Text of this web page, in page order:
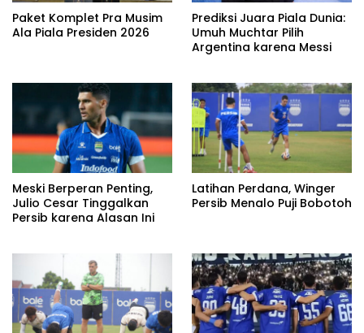
Paket Komplet Pra Musim
Ala Piala Presiden 2026
Prediksi Juara Piala Dunia:
Umuh Muchtar Pilih
Argentina karena Messi
Meski Berperan Penting,
Julio Cesar Tinggalkan
Persib karena Alasan Ini
Latihan Perdana, Winger
Persib Menalo Puji Bobotoh